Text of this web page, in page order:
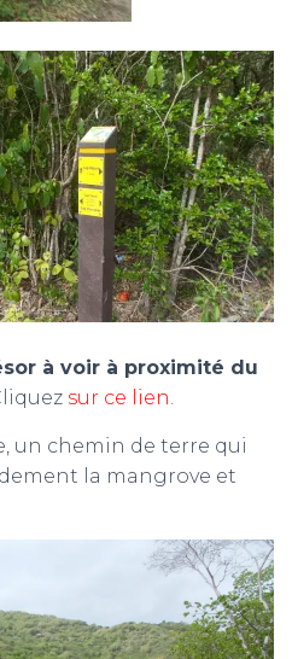
à voir à proximité du
sur ce lien.
un chemin de terre qui
la mangrove et